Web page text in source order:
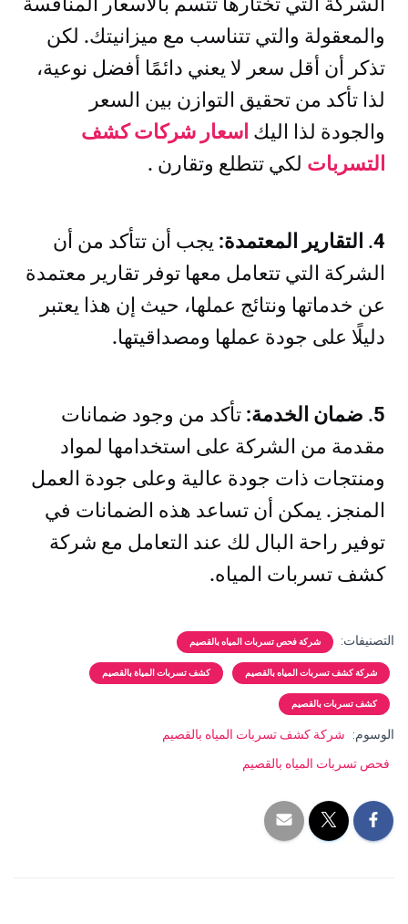
والمعقولة والتي تتناسب مع ميزانيتك. لكن
تذكر أن أقل سعر لا يعني دائمًا أفضل نوعية،
لذا تأكد من تحقيق التوازن بين السعر
والجودة لذا اليك اسعار شركات كشف
التسربات لكي تتطلع وتقارن .
4
. التقارير المعتمدة: يجب أن تتأكد من أن
الشركة التي تتعامل معها توفر تقارير معتمدة
عن خدماتها ونتائج عملها، حيث إن هذا يعتبر
دليلًا على جودة عملها ومصداقيتها.
5
. ضمان الخدمة: تأكد من وجود ضمانات
مقدمة من الشركة على استخدامها لمواد
ومنتجات ذات جودة عالية وعلى جودة العمل
المنجز. يمكن أن تساعد هذه الضمانات في
توفير راحة البال لك عند التعامل مع شركة
كشف تسربات المياه.
التصنيفات: شركة فحص تسربات المياه بالقصيم
شركة كشف تسربات المياه بالقصيم كشف تسربات المياة بالقصيم
كشف تسربات بالقصيم
الوسوم:
شركة كشف تسربات المياه بالقصيم
فحص تسربات المياه بالقصيم